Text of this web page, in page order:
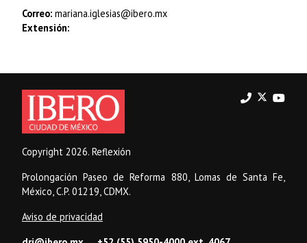
Correo: mariana.iglesias@ibero.mx
Extensión:
Copyright 2026. Reflexión
Prolongación Paseo de Reforma 880, Lomas de Santa Fe,
México, C.P. 01219, CDMX.
Aviso de privacidad